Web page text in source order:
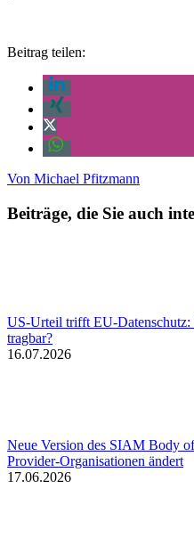
Beitrag teilen:
Von Michael Pfitzmann
Beiträge, die Sie auch
US-Urteil trifft EU-Datenschutz:
tragbar?
16.07.2026
Neue Version des SIAM Body
Provider-Organisationen ändert
17.06.2026